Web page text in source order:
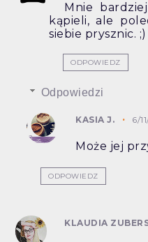
Mnie
kąpieli, ale
siebie prysznic. ;)
ODPOWIEDZ
Odpowiedzi
KASIA J. 6/
Może jej
ODPOWIEDZ
KLAUDIA